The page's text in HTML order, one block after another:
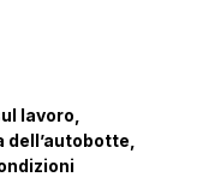
lavoro,